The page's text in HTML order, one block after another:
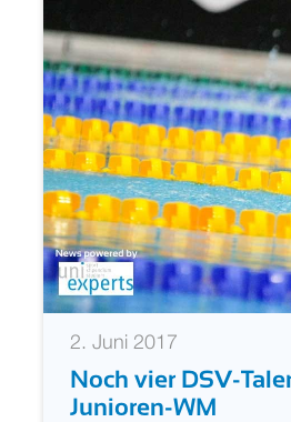
2. Juni 2017
Noch vier DSV-
Junioren-WM